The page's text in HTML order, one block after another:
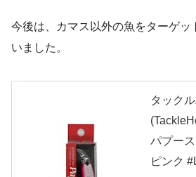
今後は、カマス以外の魚をターゲッ
いました。
タック
パプー
ピンク